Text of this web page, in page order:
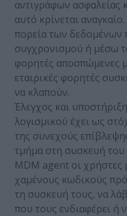
αντιγράφων ασφαλείας
αυτό κρίνεται
πορεία των
συγχρονισμού ή μέσω
φορητές αποσπώμενες
εταιρικές φορητές
να κλαπούν.
Έλεγχος και
λογισμικού έχει ως
της συνεχούς
τμήμα στη συσκευή
MDM agent οι
χαμένους κωδικούς
τη συσκευή τους, να
που τους ενδιαφέρει ή